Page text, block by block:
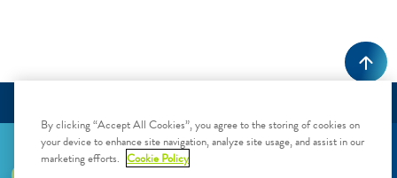
By clicking “Accept All Cookies”, you agree to the storing of cookies on
your device to enhance site navigation, analyze site usage, and assist in our
marketing efforts. Cookie Policy